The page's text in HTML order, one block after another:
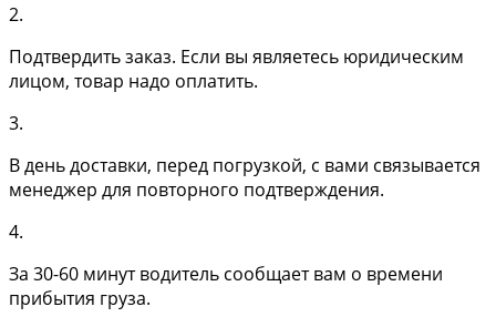
2.
Подтвердить заказ. Если вы являетесь юридическим
лицом, товар надо оплатить.
3.
В день доставки, перед погрузкой, с вами связывается
менеджер для повторного подтверждения.
4.
За 30-60 минут водитель сообщает вам о времени
прибытия груза.